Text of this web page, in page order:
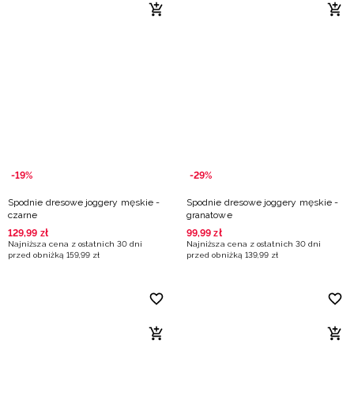
-19%
Spodnie dresowe joggery męskie -
czarne
129,99 zł
Najniższa cena z ostatnich 30 dni
przed obniżką 159,99 zł
-29%
Spodnie dresowe joggery męskie -
granatowe
99,99 zł
Najniższa cena z ostatnich 30 dni
przed obniżką 139,99 zł